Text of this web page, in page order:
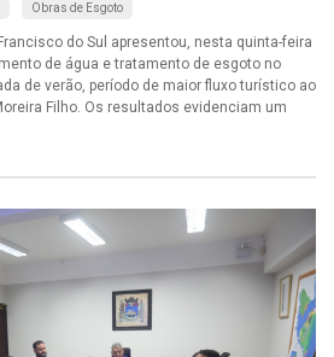
Obras de Esgoto
do Sul apresentou, nesta quinta-feira
de água e tratamento de esgoto no
de verão, período de maior fluxo turístico ao
Filho. Os resultados evidenciam um